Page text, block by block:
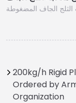
200kg/h Rigid
Ordered by
Organization